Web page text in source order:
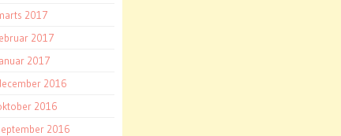
2017
2017
2017
2016
2016
2016